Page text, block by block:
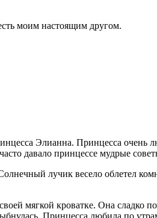
моим настоящим другом.
Элианна. Принцесса
давало принцессе мудрые
лучик весело облетел
мягкой кроватке. Она сладко
Принцесса любила по